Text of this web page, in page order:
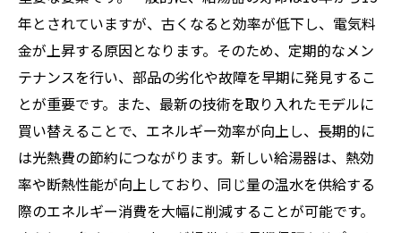
年とされていますが、古くなると効率が低下し、電気料
金が上昇する原因となります。そのため、定期的なメン
テナンスを行い、部品の劣化や故障を早期に発見するこ
とが重要です。また、最新の技術を取り入れたモデルに
買い替えることで、エネルギー効率が向上し、長期的に
は光熱費の節約につながります。新しい給湯器は、熱効
率や断熱性能が向上しており、同じ量の温水を供給する
際のエネルギー消費を大幅に削減することが可能です。